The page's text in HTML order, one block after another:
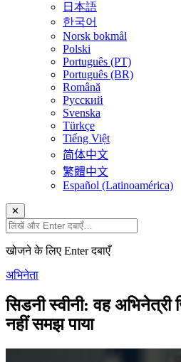
日本語
한국어
Norsk bokmål
Polski
Português (PT)
Português (BR)
Română
Русский
Svenska
Türkçe
Tiếng Việt
简体中文
繁體中文
Español (Latinoamérica)
✕
खोजने के लिए Enter दबाएँ
अभिनेता
सिडनी स्वीनी: वह
नहीं समझ पाया